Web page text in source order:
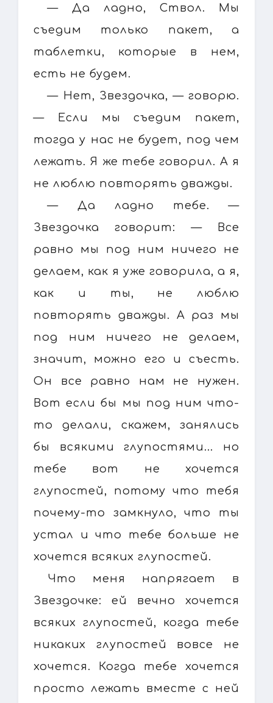
— Да ладно, Ствол. Мы
съедим только пакет, а
таблетки, которые в нем,
есть не будем.
— Нет, Звездочка, — говорю.
— Если мы съедим пакет,
тогда у нас не будет, под чем
лежать. Я же тебе говорил. А я
не люблю повторять дважды.
— Да ладно тебе. —
Звездочка говорит: — Все
равно мы под ним ничего не
делаем, как я уже говорила, а я,
как и ты, не люблю
повторять дважды. А раз мы
под ним ничего не делаем,
значит, можно его и съесть.
Он все равно нам не нужен.
Вот если бы мы под ним что-
то делали, скажем, занялись
бы всякими глупостями... но
тебе вот не хочется
глупостей, потому что тебя
почему-то замкнуло, что ты
устал и что тебе больше не
хочется всяких глупостей.
Что меня напрягает в
Звездочке: ей вечно хочется
всяких глупостей, когда тебе
никаких глупостей вовсе не
хочется. Когда тебе хочется
просто лежать вместе с ней